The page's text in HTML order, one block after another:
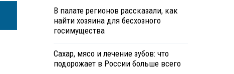
В палате регионов рассказали, как
найти хозяина для бесхозного
госимущества
Сахар, мясо и лечение зубов: что
подорожает в России больше всего